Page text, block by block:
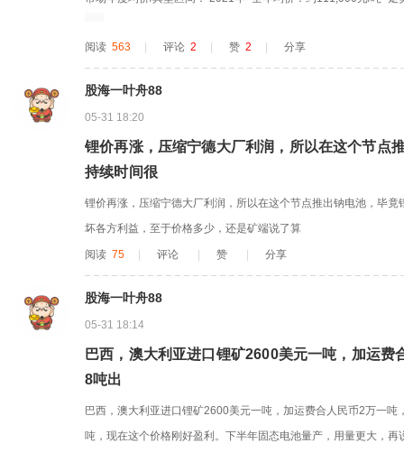
落至35万左右 2023年（大跌） ...
阅读 563 评论 2 赞 2 分享
股海一叶舟88
05-31 18:20
锂价再涨，压缩宁德大厂利润，所以在这个节点
持续时间很
锂价再涨，压缩宁德大厂利润，所以在这个节点推出钠电池，毕
坏各方利益，至于价格多少，还是矿端说了算
阅读 75 评论 赞 分享
股海一叶舟88
05-31 18:14
巴西，澳大利亚进口锂矿2600美元一吨，加运费
8吨出
巴西，澳大利亚进口锂矿2600美元一吨，加运费合人民币2万一
吨，现在这个价格刚好盈利。下半年固态电池量产，用量更大，